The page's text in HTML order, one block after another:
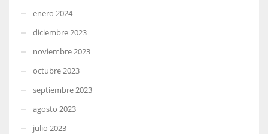
enero 2024
diciembre 2023
noviembre 2023
octubre 2023
septiembre 2023
agosto 2023
julio 2023